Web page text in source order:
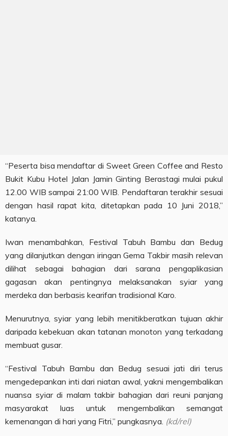
“Peserta bisa mendaftar di Sweet Green Coffee and Resto
Bukit Kubu Hotel Jalan Jamin Ginting Berastagi mulai pukul
12.00 WIB sampai 21:00 WIB. Pendaftaran terakhir sesuai
dengan hasil rapat kita, ditetapkan pada 10 Juni 2018,”
katanya.
Iwan menambahkan, Festival Tabuh Bambu dan Bedug
yang dilanjutkan dengan iringan Gema Takbir masih relevan
dilihat sebagai bahagian dari sarana pengaplikasian
gagasan akan pentingnya melaksanakan syiar yang
merdeka dan berbasis kearifan tradisional Karo.
Menurutnya, syiar yang lebih menitikberatkan tujuan akhir
daripada kebekuan akan tatanan monoton yang terkadang
membuat gusar.
“Festival Tabuh Bambu dan Bedug sesuai jati diri terus
mengedepankan inti dari niatan awal, yakni mengembalikan
nuansa syiar di malam takbir bahagian dari reuni panjang
masyarakat luas untuk mengembalikan semangat
kemenangan di hari yang Fitri,” pungkasnya. (kd/rel)